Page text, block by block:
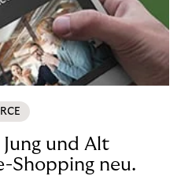
Jung und Alt
Shopping neu.